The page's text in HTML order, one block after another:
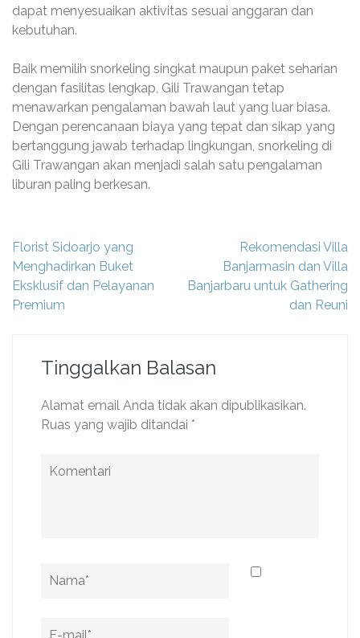
dapat menyesuaikan aktivitas sesuai anggaran dan
kebutuhan.
Baik memilih snorkeling singkat maupun paket seharian
dengan fasilitas lengkap, Gili Trawangan tetap
menawarkan pengalaman bawah laut yang luar biasa.
Dengan perencanaan biaya yang tepat dan sikap yang
bertanggung jawab terhadap lingkungan, snorkeling di
Gili Trawangan akan menjadi salah satu pengalaman
liburan paling berkesan.
Navigasi
pos
Florist Sidoarjo yang
Menghadirkan Buket
Eksklusif dan Pelayanan
Premium
Rekomendasi Villa
Banjarmasin dan Villa
Banjarbaru untuk Gathering
dan Reuni
Tinggalkan Balasan
Alamat email Anda tidak akan dipublikasikan.
Ruas yang wajib ditandai *
Komentari
Name
Email